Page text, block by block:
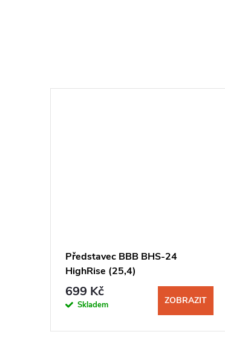
Představec BBB BHS-24
HighRise (25,4)
699 Kč
Skladem ZOBRAZIT